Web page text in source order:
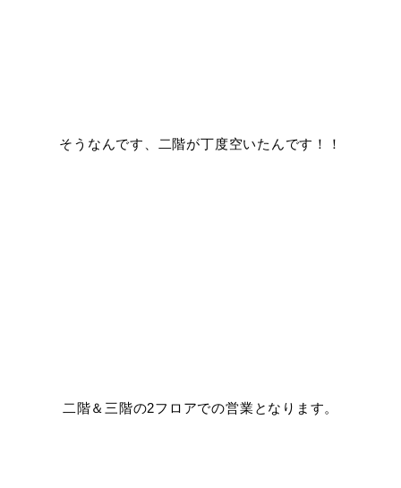
そうなんです、二階が丁度空いたんです！！
二階＆三階の2フロアでの営業となります。